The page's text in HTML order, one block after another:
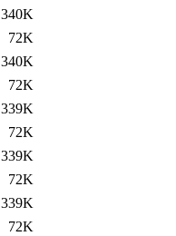
340K
72K
340K
72K
339K
72K
339K
72K
339K
72K